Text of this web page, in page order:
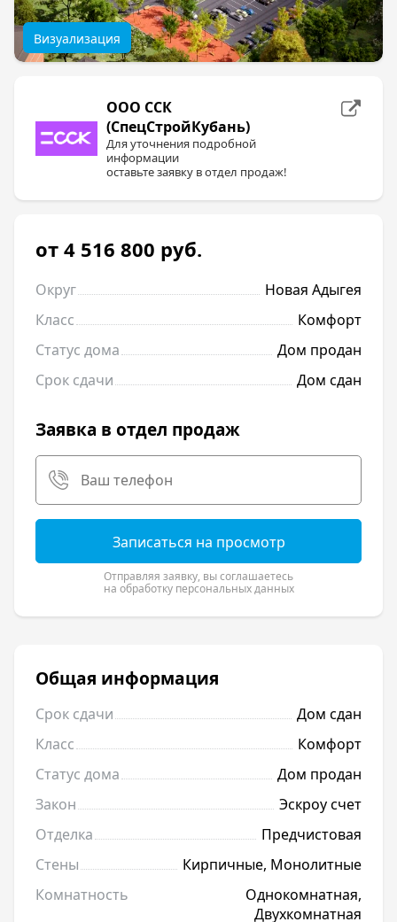
Визуализация
ООО ССК
(СпецСтройКубань)
Для уточнения подробной
информации
оставьте заявку в отдел продаж!
от 4 516 800 руб.
Округ
Новая Адыгея
Класс
Комфорт
Статус дома
Дом продан
Срок сдачи
Дом сдан
Заявка в отдел продаж
Записаться на просмотр
Отправляя заявку, вы соглашаетесь
на обработку персональных данных
Общая информация
Срок сдачи
Дом сдан
Класс
Комфорт
Статус дома
Дом продан
Закон
Эскроу счет
Отделка
Предчистовая
Стены
Кирпичные, Монолитные
Комнатность
Однокомнатная,
Двухкомнатная